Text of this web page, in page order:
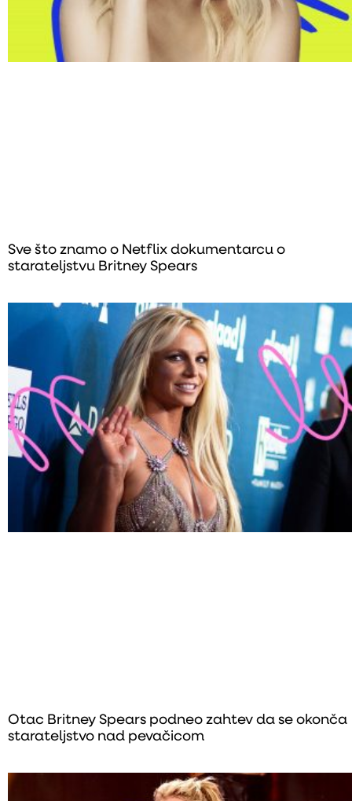
Sve što znamo o Netflix dokumentarcu o
starateljstvu Britney Spears
Otac Britney Spears podneo zahtev da se okonča
starateljstvo nad pevačicom